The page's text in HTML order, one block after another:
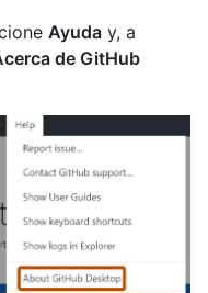
Ayuda y, a
de GitHub